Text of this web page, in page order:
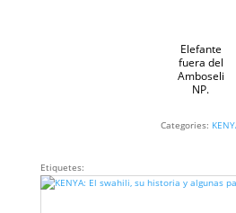
Elefante
fuera del
Amboseli
NP.
Categories:
Etiquetes: